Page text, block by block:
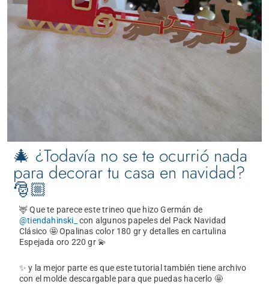
🎄 ¿Todavía no se te ocurrió nada
para decorar tu casa en navidad?
🎅🏼
🦌 Que te parece este trineo que hizo Germán de
@tiendahinski_
con algunos papeles del Pack Navidad
Clásico 🤩 Opalinas color 180 gr y detalles en cartulina
Espejada oro 220 gr 💫
✨ y la mejor parte es que este tutorial también tiene archivo
con el molde descargable para que puedas hacerlo 🤩